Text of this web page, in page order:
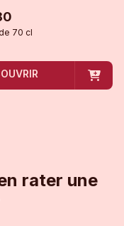
de 70 cl
rater une